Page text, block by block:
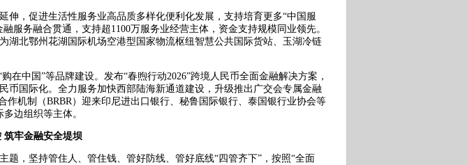
伸，促进生活性服务业高品质多样化便利化发展，支持培育更多“中国服
服务融合贯通，支持超1100万服务业经营主体，资金支持规模同业领先。
北鄂州花湖国际机场空港型国家物流枢纽智慧公共国际货站、玉湖冷链
在中国”等品牌建设。发布“春煦行动2026”跨境人民币全面金融解决方案，
国际化。全力服务加快西部陆海新通道建设，升级推出广交会专属金融
机制（BRBR）迎来印尼进出口银行、秘鲁国际银行、泰国银行业协会等
边组织等主体。
筑牢金融安全堤坝
，坚持管住人、管住钱、管好防线、管好底线“四管齐下”，按照“全面